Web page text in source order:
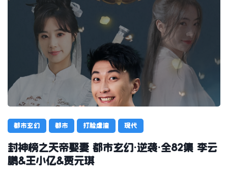
都市玄幻 都市 打脸虐渣 现代
封神榜之天帝娶妻 都市玄幻·逆袭·全82集 李云
鹏&王小亿&贾元琪